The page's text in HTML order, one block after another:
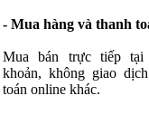
- Mua hàng và thanh
Mua bán trực tiếp tại
khoản, không giao
toán online khác.